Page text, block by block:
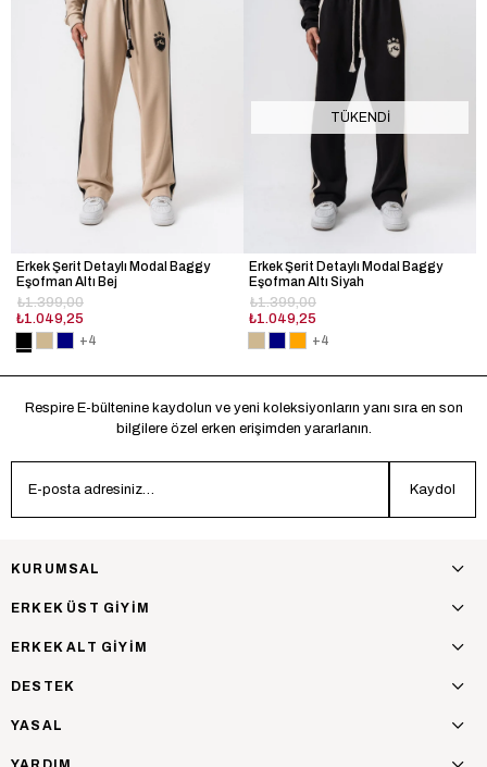
Erkek Şerit Detaylı Modal Baggy
Eşofman Altı Bej
₺1.049,25
₺1.399,00
+4
TÜKENDI
Erkek Şerit Detaylı Modal Baggy
Eşofman Altı Siyah
₺1.049,25
₺1.399,00
+4
Respire E-bültenine kaydolun ve yeni koleksiyonların yanı sıra en son
bilgilere özel erken erişimden yararlanın.
Kaydol
KURUMSAL
ERKEK ÜST GİYİM
ERKEK ALT GİYİM
DESTEK
YASAL